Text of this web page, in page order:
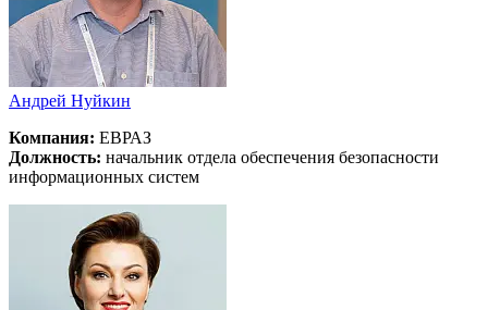
Андрей Нуйкин
Компания: ЕВРАЗ
Должность: начальник отдела обеспечения безопасности
информационных систем